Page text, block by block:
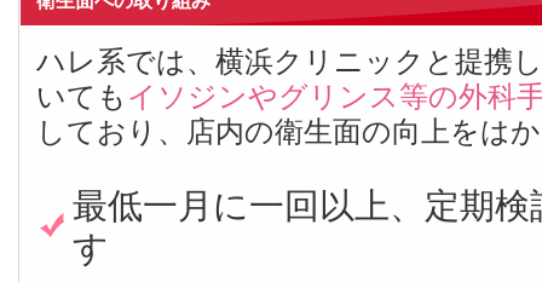
ハレ系では、横浜クリニックと提携
いても イソジンやグリンス等の外科
しており、店内の衛生面の向上をは
最低一月に一回以上、定期
す